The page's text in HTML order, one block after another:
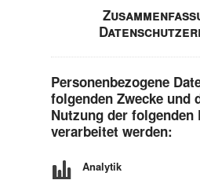
Personenbezogene
folgenden Zwecke und
Nutzung der folgenden
verarbeitet werden:
Analytik